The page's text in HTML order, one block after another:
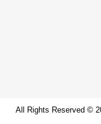
All Rights Reserved ©